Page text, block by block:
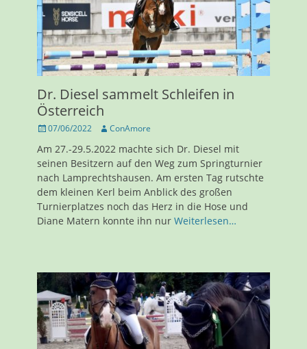
Dr. Diesel sammelt Schleifen in
Österreich
Veröffentlicht
07/06/2022 AutorConAmore
Am 27.-29.5.2022 machte sich Dr. Diesel mit
seinen Besitzern auf den Weg zum Springturnier
nach Lamprechtshausen. Am ersten Tag rutschte
dem kleinen Kerl beim Anblick des großen
Turnierplatzes noch das Herz in die Hose und
Diane Matern konnte ihn nur Weiterlesen…